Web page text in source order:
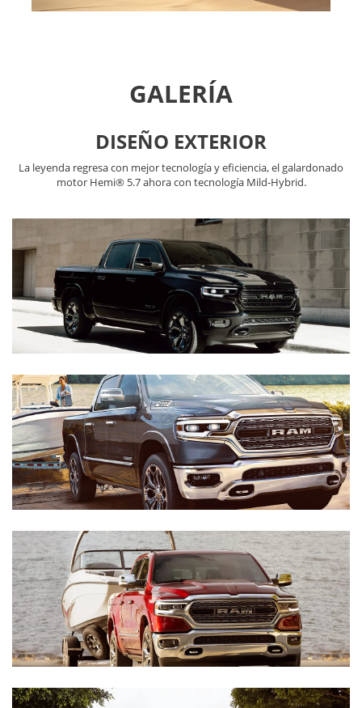
GALERÍA
DISEÑO EXTERIOR
La leyenda regresa con mejor tecnología y eficiencia, el galardonado
motor Hemi® 5.7 ahora con tecnología Mild-Hybrid.